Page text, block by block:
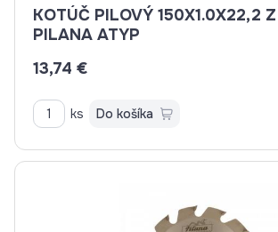
KOTÚČ PILOVÝ 150X1.0X22,2
PILANA ATYP
13,74 €
ks Do košíka